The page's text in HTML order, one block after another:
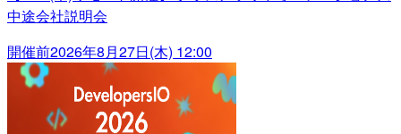
中途会社説明会
開催前2026年8月27日(木) 12:00